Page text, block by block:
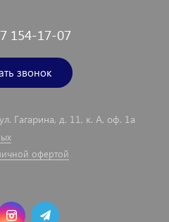
154-17-07
звонок
Гагарина, д. 11, к. А, оф. 1а
офертой